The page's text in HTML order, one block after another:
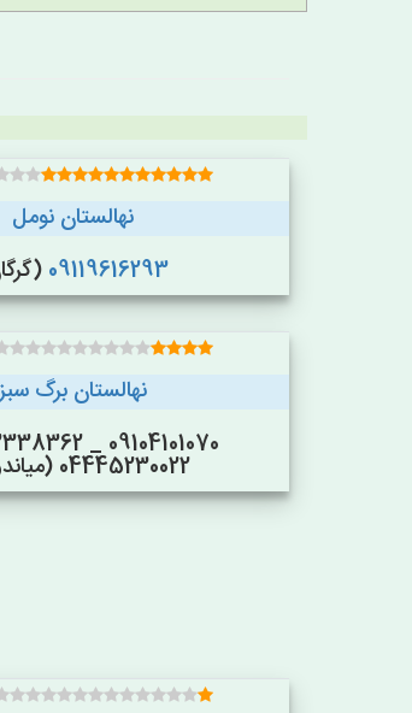
نهالستان نومل
09119616293
نهالستان برگ
04445230022 (میاندوآب)